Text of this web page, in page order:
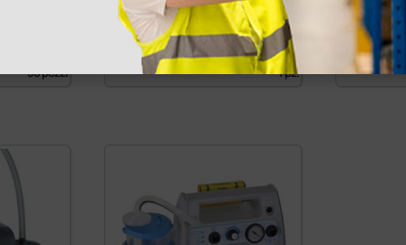
50 pezzi
4,22 €
(Prezzo i.e.)
1 pz.
(Prezzo